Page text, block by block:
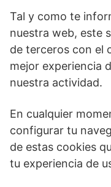
Tal y como te
nuestra web, este
de terceros con el
mejor experiencia
nuestra actividad.
En cualquier
configurar tu
de estas cookies
tu experiencia de